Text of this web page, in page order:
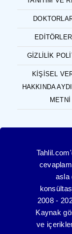
GIZLILIK
KIŞISEL
HAKKINDA
METNI
asla
2008 -
Kaynak
ve